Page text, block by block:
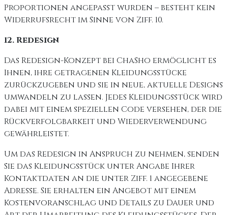
Proportionen angepasst wurden – besteht kein
Widerrufsrecht im Sinne von Ziff. 10.
12. Redesign
Das Redesign-Konzept bei ChaSho ermöglicht es
Ihnen, ihre getragenen Kleidungsstücke
zurückzugeben und sie in neue, aktuelle Designs
umwandeln zu lassen. Jedes Kleidungsstück wird
dabei mit einem speziellen Code versehen, der die
Rückverfolgbarkeit und Wiederverwendung
gewährleistet.
Um das Redesign in Anspruch zu nehmen, senden
Sie das Kleidungsstück unter Angabe Ihrer
Kontaktdaten an die unter Ziff. 1 angegebene
Adresse. Sie erhalten ein Angebot mit einem
Kostenvoranschlag und Details zu Dauer und